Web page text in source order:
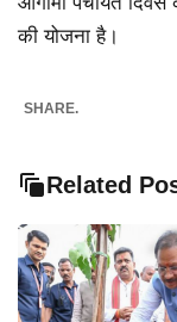
की योजना है।
SHARE.
Related